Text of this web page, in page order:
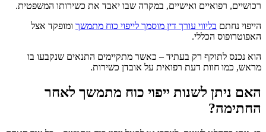
רכושיים, רפואיים ואישיים, במקרה שבו יאבד את כשירותו המשפטית.
הייפוי נחתם בליווי עורך דין מוסמך לייפוי כוח מתמשך ומופקד אצל
האפוטרופוס הכללי.
הוא נכנס לתוקף רק בעתיד – כאשר מתקיימים התנאים שנקבעו בו
מראש, כמו חוות דעת רפואית על אובדן כשירות.
האם ניתן לשנות ייפוי כוח מתמשך לאחר
החתימה?